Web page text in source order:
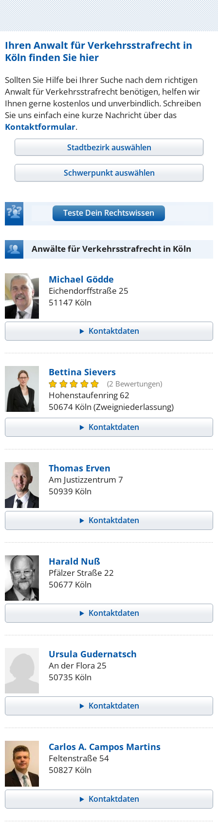
Ihren Anwalt für Verkehrsstrafrecht in
Köln finden Sie hier
Sollten Sie Hilfe bei Ihrer Suche nach dem richtigen
Anwalt für Verkehrsstrafrecht benötigen, helfen wir
Ihnen gerne kostenlos und unverbindlich. Schreiben
Sie uns einfach eine kurze Nachricht über das
Kontaktformular.
Stadtbezirk auswählen
Schwerpunkt auswählen
Teste Dein Rechtswissen
Anwälte für Verkehrsstrafrecht in Köln
Michael Gödde
Eichendorffstraße 25
51147 Köln
Kontaktdaten
Bettina Sievers
(2 Bewertungen)
Hohenstaufenring 62
50674 Köln (Zweigniederlassung)
Kontaktdaten
Thomas Erven
Am Justizzentrum 7
50939 Köln
Kontaktdaten
Harald Nuß
Pfälzer Straße 22
50677 Köln
Kontaktdaten
Ursula Gudernatsch
An der Flora 25
50735 Köln
Kontaktdaten
Carlos A. Campos Martins
Feltenstraße 54
50827 Köln
Kontaktdaten